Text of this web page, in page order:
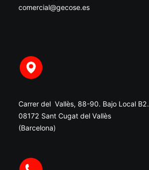
Carrer del Vallès, 88-90. Bajo Local B2.
08172 Sant Cugat del Vallès
(Barcelona)
comercial@gecose.es